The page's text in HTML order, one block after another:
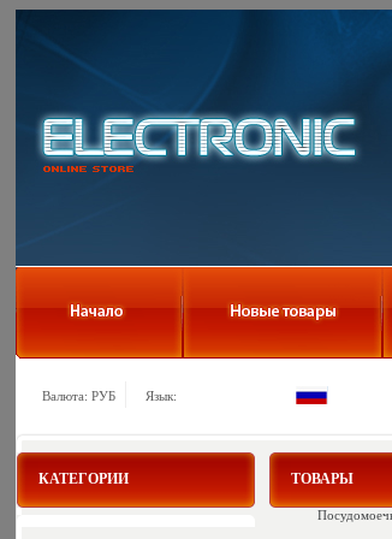
Валюта: РУБ Язык:
КАТЕГОРИИ ТОВАРЫ